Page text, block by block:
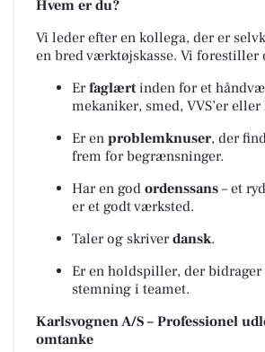
Hvem er du?
Vi leder efter en kollega, der er
en bred værktøjskasse. Vi forestiller
Erfaglærtinden for et
mekaniker, smed, VVS’er
Er en problemknuser, der
frem for begrænsninger.
Har en god ordenssans – et
er et godt værksted.
Taler og skriverdansk.
Er en holdspiller, der
stemning i teamet.
Karlsvognen A/S – Professionel
omtanke